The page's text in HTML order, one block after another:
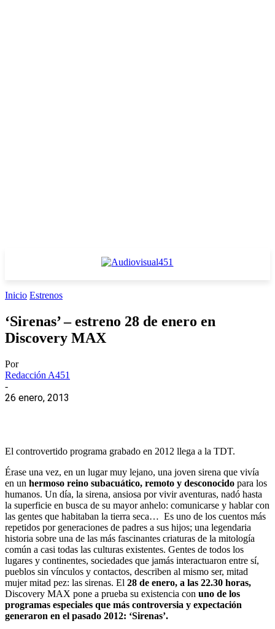
Inicio Estrenos
‘Sirenas’ – estreno 28 de enero en
Discovery MAX
Por
Redacción A451
-
26 enero, 2013
El controvertido programa grabado en 2012 llega a la TDT.
Érase una vez, en un lugar muy lejano, una joven sirena que vivía
en un hermoso reino subacuático, remoto y desconocido para los
humanos. Un día, la sirena, ansiosa por vivir aventuras, nadó hasta
la superficie en busca de su mayor anhelo: comunicarse y hablar con
las gentes que habitaban la tierra seca… Es uno de los cuentos más
repetidos por generaciones de padres a sus hijos; una legendaria
historia sobre una de las más fascinantes criaturas de la mitología
común a casi todas las culturas existentes. Gentes de todos los
lugares y continentes, sociedades que jamás interactuaron entre sí,
pueblos sin vínculos y contactos, describen al mismo ser, mitad
mujer mitad pez: las sirenas. El 28 de enero, a las 22.30 horas,
Discovery MAX pone a prueba su existencia con uno de los
programas especiales que más controversia y expectación
generaron en el pasado 2012: ‘Sirenas’.